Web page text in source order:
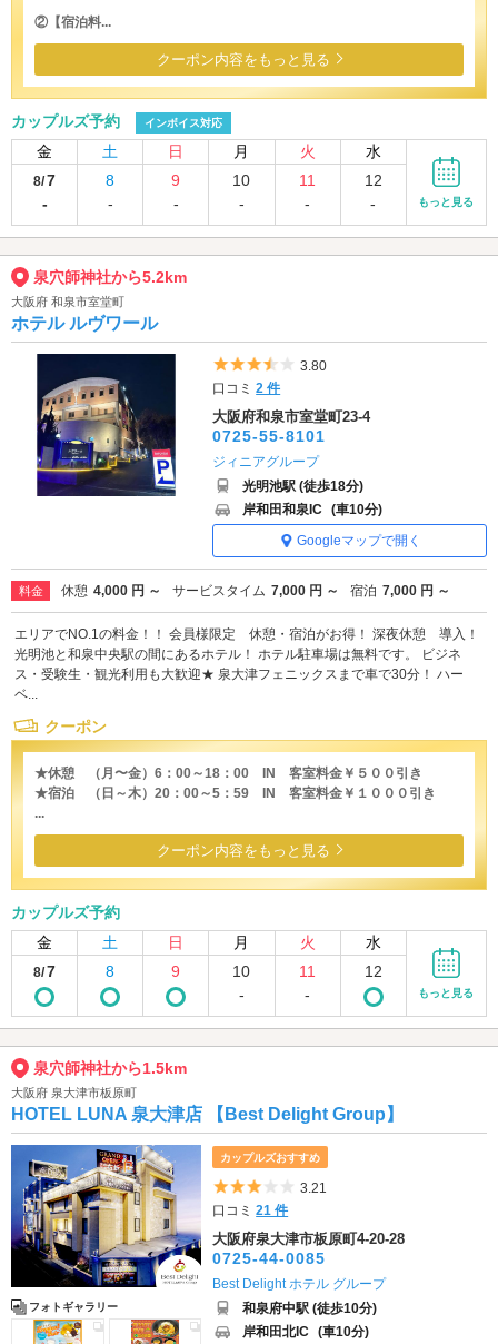
②【宿泊料...
クーポン内容をもっと見る
カップルズ予約 インボイス対応
金 土 日 月 火 水
8/7
-
8
-
9
-
10
-
11
-
12
-
もっと見る
泉穴師神社から5.2km
大阪府 和泉市室堂町
ホテル ルヴワール
5つ星のうち3.5
3.80
口コミ2 件
大阪府和泉市室堂町23-4
0725-55-8101
ジィニアグループ
光明池駅 (徒歩18分)
岸和田和泉IC (車10分)
Googleマップで開く
料金 休憩 4,000 円 ～ サービスタイム 7,000 円 ～ 宿泊 7,000 円 ～
エリアでNO.1の料金！！ 会員様限定 休憩・宿泊がお得！ 深夜休憩 導入！
光明池と和泉中央駅の間にあるホテル！ ホテル駐車場は無料です。 ビジネ
ス・受験生・観光利用も大歓迎★ 泉大津フェニックスまで車で30分！ ハー
ベ...
クーポン
★休憩 （月〜金）6：00～18：00 IN 客室料金￥５００引き
★宿泊 （日～木）20：00～5：59 IN 客室料金￥１０００引き
...
クーポン内容をもっと見る
カップルズ予約
金
土 日 月 火 水
8/7 8 9
10
-
11
-
12
もっと見る
泉穴師神社から1.5km
大阪府 泉大津市板原町
HOTEL LUNA 泉大津店 【Best Delight Group】
フォトギャラリー
カップルズおすすめ
5つ星のうち3
3.21
口コミ21 件
大阪府泉大津市板原町4-20-28
0725-44-0085
Best Delight ホテル グループ
和泉府中駅 (徒歩10分)
岸和田北IC (車10分)